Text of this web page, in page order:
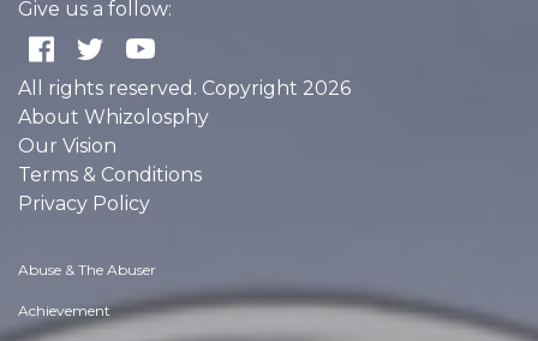
Give us a follow:
All rights reserved. Copyright 2026
About Whizolosphy
Our Vision
Terms & Conditions
Privacy Policy
Abuse & The Abuser
Achievement